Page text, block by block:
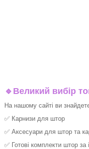
🔹 Великий вибір
На нашому сайті ви
✅ Карнизи для штор
✅ Аксесуари для штор та
✅ Готові комплекти штор